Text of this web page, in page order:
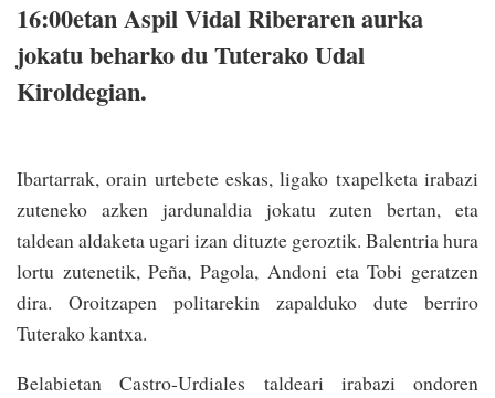
16:00etan Aspil Vidal Riberaren aurka
jokatu beharko du Tuterako Udal
Kiroldegian.
Ibartarrak, orain urtebete eskas, ligako txapelketa irabazi
zuteneko azken jardunaldia jokatu zuten bertan, eta
taldean aldaketa ugari izan dituzte geroztik. Balentria hura
lortu zutenetik, Peña, Pagola, Andoni eta Tobi geratzen
dira. Oroitzapen politarekin zapalduko dute berriro
Tuterako kantxa.
Belabietan Castro-Urdiales taldeari irabazi ondoren